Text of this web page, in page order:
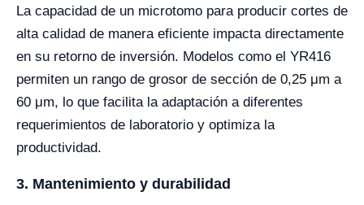
La capacidad de un microtomo para producir cortes de
alta calidad de manera eficiente impacta directamente
en su retorno de inversión. Modelos como el YR416
permiten un rango de grosor de sección de 0,25 μm a
60 μm, lo que facilita la adaptación a diferentes
requerimientos de laboratorio y optimiza la
productividad.
3. Mantenimiento y durabilidad